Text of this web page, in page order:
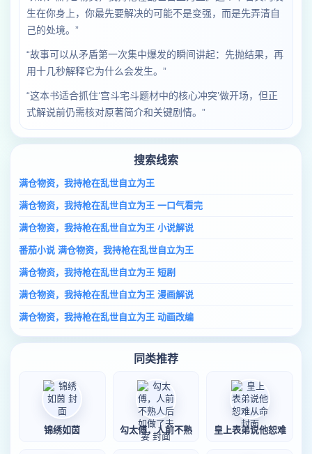
生在你身上，你最先要解决的可能不是变强，而是先弄清自
己的处境。”
“故事可以从矛盾第一次集中爆发的瞬间讲起：先抛结果，再
用十几秒解释它为什么会发生。”
“这本书适合抓住‘宫斗宅斗题材中的核心冲突’做开场，但正
式解说前仍需核对原著简介和关键剧情。”
搜索线索
满仓物资，我持枪在乱世自立为王
满仓物资，我持枪在乱世自立为王 一口气看完
满仓物资，我持枪在乱世自立为王 小说解说
番茄小说 满仓物资，我持枪在乱世自立为王
满仓物资，我持枪在乱世自立为王 短剧
满仓物资，我持枪在乱世自立为王 漫画解说
满仓物资，我持枪在乱世自立为王 动画改编
同类推荐
锦绣如茵 勾太傅，人前不熟 皇上表弟说他恕难